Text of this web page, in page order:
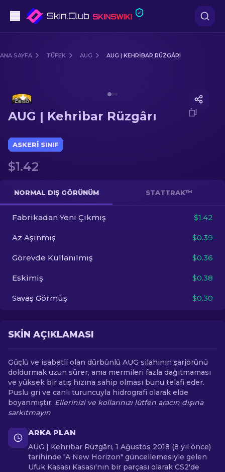
Tüfek
Dürbünlü Tüfek
Bıçaklar
Eldiven
Kasalar
Diğer
ANA SAYFA TÜFEK AUG AUG | KEHRIBAR RÜZGÂRI
AUG | Kehribar Rüzgârı
ASKERI SINIF
$1.42
NORMAL DIŞ GÖRÜNÜM STATTRAK™
Fabrikadan Yeni Çıkmış $1.42
Az Aşınmış $0.39
Görevde Kullanılmış $0.36
Eskimiş $0.38
Savaş Görmüş $0.30
SKIN AÇIKLAMASI
Güçlü ve isabetli olan dürbünlü AUG silahının şarjörünü
doldurmak uzun sürer, ama mermileri fazla dağıtmaması
ve yüksek bir atış hızına sahip olması bunu telafi eder.
Puslu gri ve canlı turuncuyla hidrografi olarak elde
boyanmıştır. Ellerinizi ve kollarınızı lütfen aracın dışına
sarkıtmayın
ARKA PLAN
AUG | Kehribar Rüzgârı, 1 Ağustos 2018 (8 yıl önce)
tarihinde "A New Horizon" güncellemesiyle gelen
Ufuk Kasası Kasası'nın bir parçası olarak CS2'de